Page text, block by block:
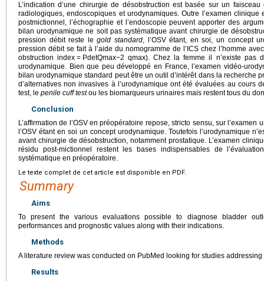
L’indication d’une chirurgie de désobstruction est basée sur un
radiologiques, endoscopiques et urodynamiques. Outre l’examen
postmictionnel, l’échographie et l’endoscopie peuvent apporter des
bilan urodynamique ne soit pas systématique avant chirurgie de
pression débit reste legold standard, l’OSV étant, en soi, un concept
pression débit se fait à l’aide du nomogramme de l’ICS chez l’homme
obstruction index = PdetQmax−2 qmax). Chez la femme il n’existe pas
urodynamique. Bien que peu développé en France, l’examen vidéo-
bilan urodynamique standard peut être un outil d’intérêt dans la recherche
d’alternatives non invasives à l’urodynamique ont été évaluées au cours
test, le penile cuff testou les biomarqueurs urinaires mais restent tous du
Conclusion
L’affirmation de l’OSV en préopératoire repose, stricto sensu, sur
l’OSV étant en soi un concept urodynamique. Toutefois l’urodynamique
avant chirurgie de désobstruction, notamment prostatique. L’examen
résidu post-mictionnel restent les bases indispensables de
systématique en préopératoire.
Le texte complet de cet article est disponible en PDF.
Summary
Aims
To present the various evaluations possible to diagnose bladder
performances and prognostic values along with their indications.
Methods
A literature review was conducted on PubMed looking for studies
Results